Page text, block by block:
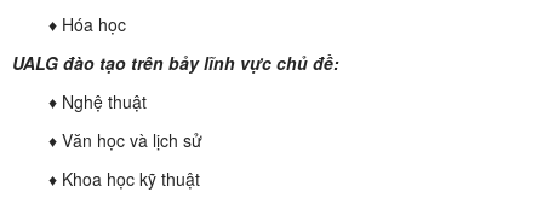
♦ Hóa học
UALG đào tạo trên bảy lĩnh vực chủ đề:
♦ Nghệ thuật
♦ Văn học và lịch sử
♦ Khoa học kỹ thuật